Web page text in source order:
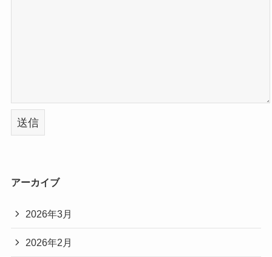
アーカイブ
2026年3月
2026年2月